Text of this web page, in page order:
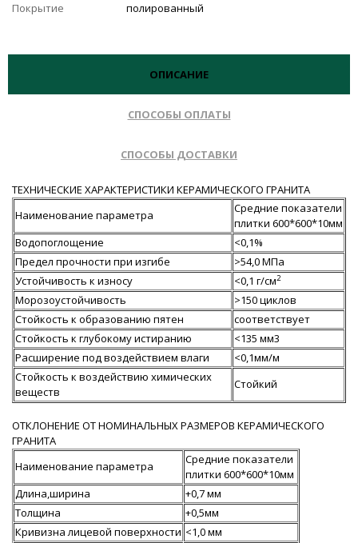
Покрытие
полированный
ОПИСАНИЕ
СПОСОБЫ ОПЛАТЫ
СПОСОБЫ ДОСТАВКИ
ТЕХНИЧЕСКИЕ ХАРАКТЕРИСТИКИ КЕРАМИЧЕСКОГО ГРАНИТА
Наименование параметра
Средние показатели
плитки 600*600*10мм
Водопоглощение
<0,1%
Предел прочности при изгибе
>54,0 МПа
Устойчивость к износу
<0,1 г/см2
Морозоустойчивость
>150 циклов
Стойкость к образованию пятен
соответствует
Стойкость к глубокому истиранию
<135 мм3
Расширение под воздействием влаги
<0,1мм/м
Стойкость к воздействию химических
веществ
Стойкий
ОТКЛОНЕНИЕ ОТ НОМИНАЛЬНЫХ РАЗМЕРОВ КЕРАМИЧЕСКОГО
ГРАНИТА
Наименование параметра
Средние показатели
плитки 600*600*10мм
Длина,ширина
+0,7 мм
Толщина
+0,5мм
Кривизна лицевой поверхности <1,0 мм